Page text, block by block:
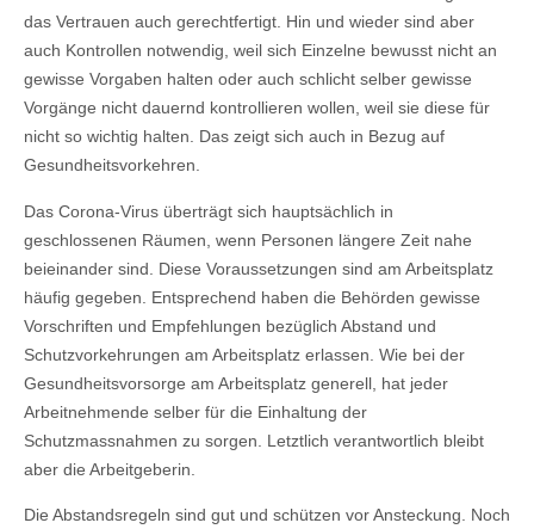
das Vertrauen auch gerechtfertigt. Hin und wieder sind aber
auch Kontrollen notwendig, weil sich Einzelne bewusst nicht an
gewisse Vorgaben halten oder auch schlicht selber gewisse
Vorgänge nicht dauernd kontrollieren wollen, weil sie diese für
nicht so wichtig halten. Das zeigt sich auch in Bezug auf
Gesundheitsvorkehren.
Das Corona-Virus überträgt sich hauptsächlich in
geschlossenen Räumen, wenn Personen längere Zeit nahe
beieinander sind. Diese Voraussetzungen sind am Arbeitsplatz
häufig gegeben. Entsprechend haben die Behörden gewisse
Vorschriften und Empfehlungen bezüglich Abstand und
Schutzvorkehrungen am Arbeitsplatz erlassen. Wie bei der
Gesundheitsvorsorge am Arbeitsplatz generell, hat jeder
Arbeitnehmende selber für die Einhaltung der
Schutzmassnahmen zu sorgen. Letztlich verantwortlich bleibt
aber die Arbeitgeberin.
Die Abstandsregeln sind gut und schützen vor Ansteckung. Noch